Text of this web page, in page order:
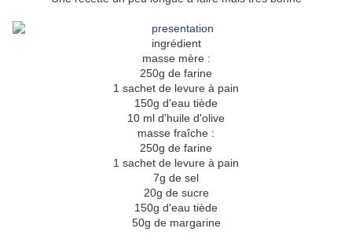
ingrédient
masse mère :
250g de farine
1 sachet de levure à pain
150g d'eau tiède
10 ml d'huile d'olive
masse fraîche :
250g de farine
1 sachet de levure à pain
7g de sel
20g de sucre
150g d'eau tiède
50g de margarine